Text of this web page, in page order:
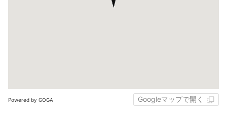
Powered by GOGA Googleマップで開く